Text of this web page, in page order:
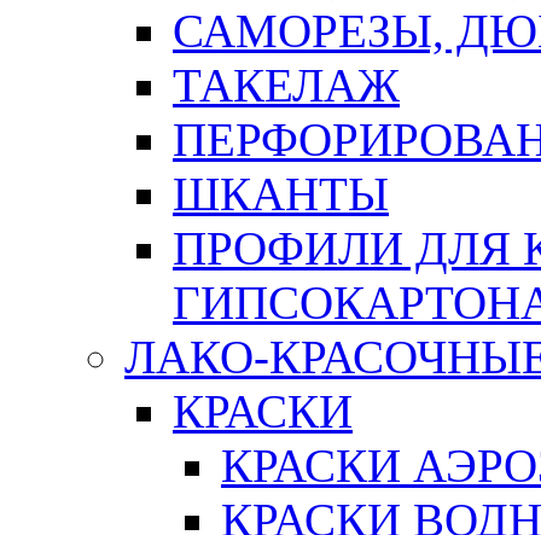
САМОРЕЗЫ,
ТАКЕЛАЖ
ШКАНТЫ
ПРОФИЛИ ДЛЯ
ЛАКО-
КРАСКИ
КРАСКИ
КРАСКИ